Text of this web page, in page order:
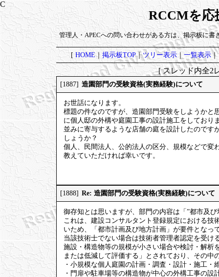
RCCMを応
管理人・APECへの問い合わせがある方は、掲示板に書
[HOME｜掲示板TOP｜ツリー表示｜一覧表示｜
[ スレッド内全
[1887] 造園部門の受験資格(実務経験)について
お世話になります。
標題の件なのですが、造園部門受験をしようかと
に個人邸の外構や庭園工事の設計施工をしてお
並みに寄与するような店舗の庭を設計したのです
しょうか？
個人、民間法人、公的法人の区分、規模などで変
教えていただければ幸いです。
[1888] Re: 造園部門の受験資格(実務経験)について
御存知とは思いますが、部門の内容は「”都市及
これは、建設コンサルタント登録規定における
いため、「都市計画及び地方計画」が要件とな
当該技術士でない場合は技術者管理者認定を受
施設・構造物等の規模が小さい場合や検討・解析
または低減して評価する」とされており、その
・小規模な個人庭園の計画・調査・設計・施工・
・門扉や駐車場等の構造物が中心の外構工事の設